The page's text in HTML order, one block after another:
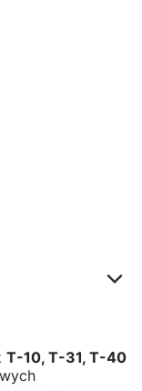
T-10, T-31, T-40